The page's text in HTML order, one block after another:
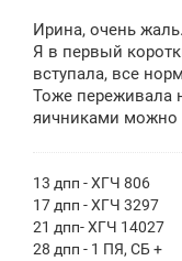
б
щ
н
и
Ирина, очень жаль.
Я в первый
вступала, все
Тоже переживала
яичниками можно
13 дпп - ХГЧ 806
17 дпп - ХГЧ 3297
21 дпп- ХГЧ 14027
28 дпп - 1 ПЯ, СБ +